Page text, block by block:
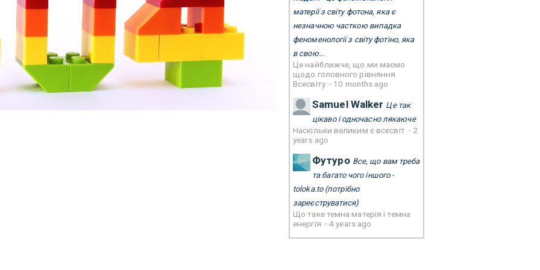
матерії з світу фотона, яка є
незначною часткою випадка
феноменології з світу фотіно, яка
в свою...
Це найближче, що ми маємо
щодо головного рівняння
Всесвіту · 10 months ago
Samuel Walker Це так
цікаво і одночасно лякаюче
Наскільки великим є всесвіт · 2
years ago
Футуро Все, що вам треба
та багато чого іншого -
toloka.to(потрібно
зареєструватися)
Що таке темна матерія і темна
енергія ·4 years ago